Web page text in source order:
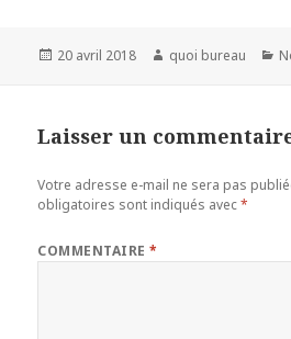
Publié
20 avril 2018 Auteur
quoi bureau
Laisser un
Votre adresse e-mail ne sera pas
obligatoires sont indiqués avec*
COMMENTAIRE*